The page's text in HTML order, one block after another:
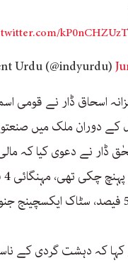
kP0nCHZUzT
اسحاق ڈار نے
کے دوران ملک میں
ریٹ ساڑھے 5 فیصد، سٹاک
کہ دہشت گردی کے